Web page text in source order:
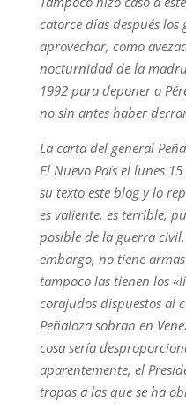
catorce días después
aprovechar, como
nocturnidad de la
1992 para deponer a
no sin antes haber
La carta del general
El Nuevo País el lunes
su texto este blog y lo
es valiente, es terrible,
posible de la guerra
embargo, no tiene
tampoco las tienen los
corajudos dispuestos al
Peñaloza sobran en
cosa sería
aparentemente, el
tropas a las que se ha